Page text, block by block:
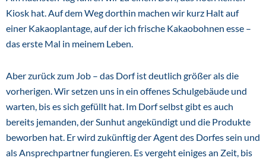
Kiosk hat. Auf dem Weg dorthin machen wir kurz Halt auf
einer Kakaoplantage, auf der ich frische Kakaobohnen esse –
das erste Mal in meinem Leben.
Aber zurück zum Job – das Dorf ist deutlich größer als die
vorherigen. Wir setzen uns in ein offenes Schulgebäude und
warten, bis es sich gefüllt hat. Im Dorf selbst gibt es auch
bereits jemanden, der Sunhut angekündigt und die Produkte
beworben hat. Er wird zukünftig der Agent des Dorfes sein und
als Ansprechpartner fungieren. Es vergeht einiges an Zeit, bis